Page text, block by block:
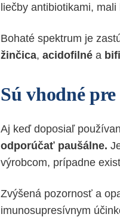
liečby antibiotikami,
Bohaté spektrum je
žinčica, acidofilné a
Sú vhodné
Aj keď doposiaľ
odporúčať paušálne.
výrobcom, prípadne
Zvýšená pozornosť a
imunosupresívnym